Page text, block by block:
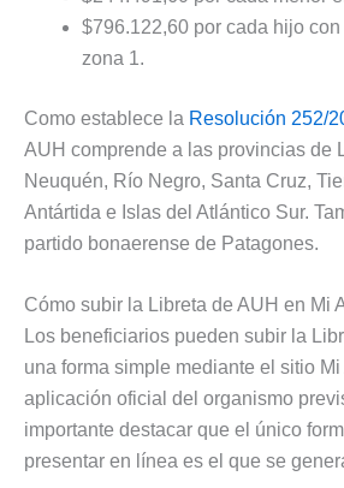
$796.122,60 por cada hijo
zona 1.
Como establece la Resolución 252/
AUH comprende a las provincias de
Neuquén, Río Negro, Santa Cruz,
Antártida e Islas del Atlántico Sur.
partido bonaerense de Patagones.
Cómo subir la Libreta de AUH en Mi
Los beneficiarios pueden subir la
una forma simple mediante el sitio
aplicación oficial del organismo
importante destacar que el único
presentar en línea es el que se